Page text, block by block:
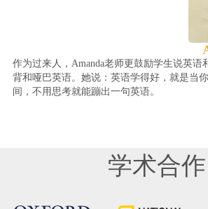
作为过来人，Amanda老师更鼓励学生说英语
背和哑巴英语。她说：英语学得好，就是当
间，不用思考就能蹦出一句英语。
学术合作